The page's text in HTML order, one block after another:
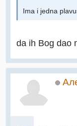
Ima i jedna
da ih Bog dao